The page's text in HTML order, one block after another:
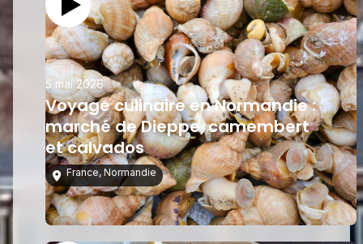
5 mai 2026
Voyage culinaire en Normandie :
marché de Dieppe, camembert
et calvados
France, Normandie